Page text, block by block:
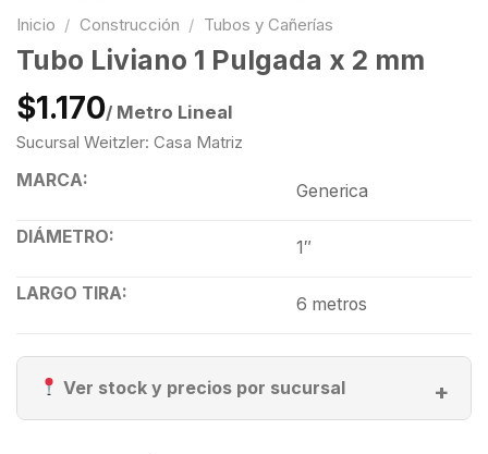
Inicio / Construcción / Tubos y Cañerías
Tubo Liviano 1 Pulgada x 2 mm
$1.170/ Metro Lineal
Sucursal Weitzler: Casa Matriz
MARCA:
Generica
DIÁMETRO:
1″
LARGO TIRA:
6 metros
Ver stock y precios por sucursal